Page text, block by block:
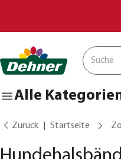
Alle
Zurück Startseite